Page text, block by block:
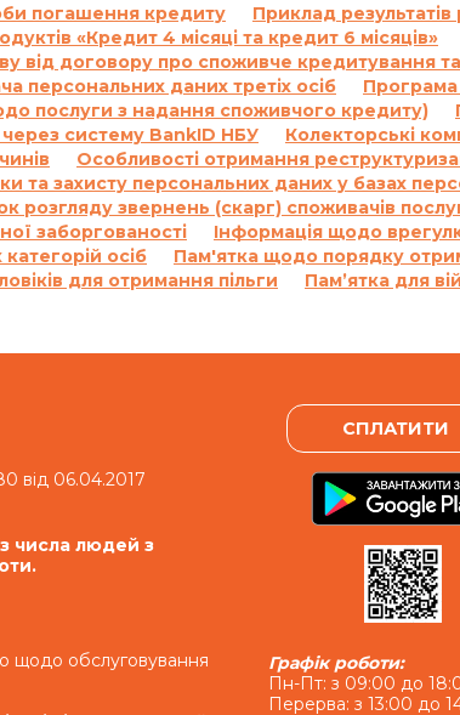
погашення кредиту
Приклад результатів
«Кредит 4 місяці та кредит 6 місяців»
від договору про споживче кредитування
персональних даних третіх осіб
Програма
послуги з надання споживчого кредиту)
систему BankID НБУ Колекторські
Особливості отримання
та захисту персональних даних у базах
розгляду звернень (скарг) споживачів
заборгованості
Інформація щодо
осіб
Пам'ятка щодо порядку
для отримання пільги
Пам’ятка для
від 06.04.2017
числа людей з
щодо обслуговування
СПЛАТИТИ
Графік роботи:
Пн-Пт: з 09:00 до
Перерва: з 13:00 до